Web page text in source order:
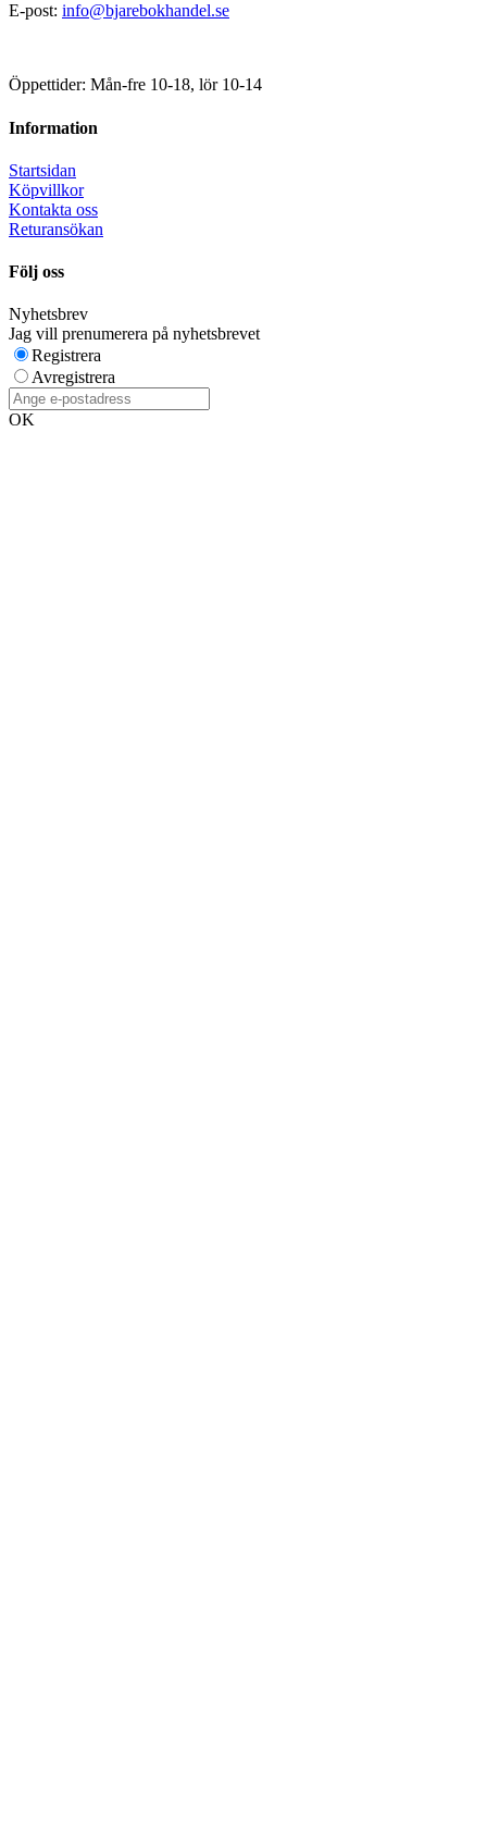
E-post: info@bjarebokhandel.se
Öppettider: Mån-fre 10-18, lör 10-14
Information
Startsidan
Köpvillkor
Kontakta oss
Returansökan
Följ oss
Nyhetsbrev
Jag vill prenumerera på nyhetsbrevet
Registrera
Avregistrera
OK